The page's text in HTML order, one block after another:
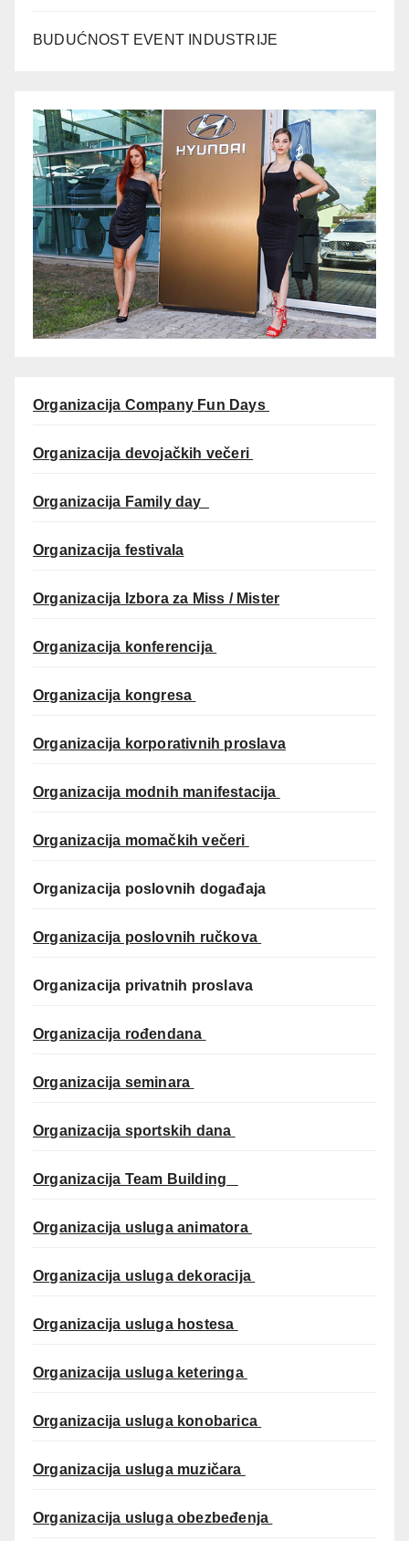
BUDUĆNOST EVENT INDUSTRIJE
Organizacija Company Fun Days
Organizacija devojačkih večeri
Organizacija Family day
Organizacija festivala
Organizacija Izbora za Miss / Mister
Organizacija konferencija
Organizacija kongresa
Organizacija korporativnih proslava
Organizacija modnih manifestacija
Organizacija momačkih večeri
Organizacija poslovnih događaja
Organizacija poslovnih ručkova
Organizacija privatnih proslava
Organizacija rođendana
Organizacija seminara
Organizacija sportskih dana
Organizacija Team Building
Organizacija usluga animatora
Organizacija usluga dekoracija
Organizacija usluga hostesa
Organizacija usluga keteringa
Organizacija usluga konobarica
Organizacija usluga muzičara
Organizacija usluga obezbeđenja